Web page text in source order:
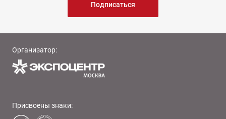
Подписаться
Организатор:
Присвоены знаки: